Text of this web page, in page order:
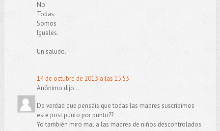
No
Todas
Somos
Iguales.
Un saludo.
14 de octubre de 2013 a las 15:53
Anónimo dijo...
De verdad que pensáis que todas las madres suscribimos
este post punto por punto??
Yo también miro mal a las madres de niños descontrolados